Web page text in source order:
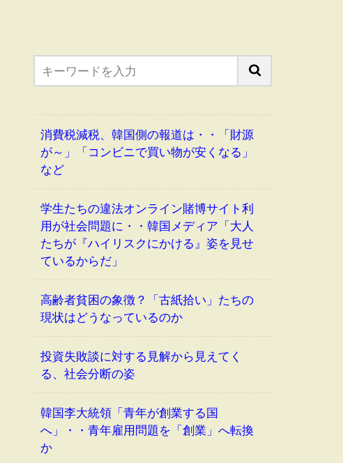
消費税減税、韓国側の報道は・・「財源
が～」「コンビニで買い物が安くなる」
など
学生たちの違法オンライン賭博サイト利
用が社会問題に・・韓国メディア「大人
たちが『ハイリスクにかける』姿を見せ
ているからだ」
高齢者貧困の象徴？「古紙拾い」たちの
現状はどうなっているのか
投資失敗談に対する見解から見えてく
る、社会分断の姿
韓国李大統領「青年が創業する国
へ」・・青年雇用問題を「創業」へ転換
か